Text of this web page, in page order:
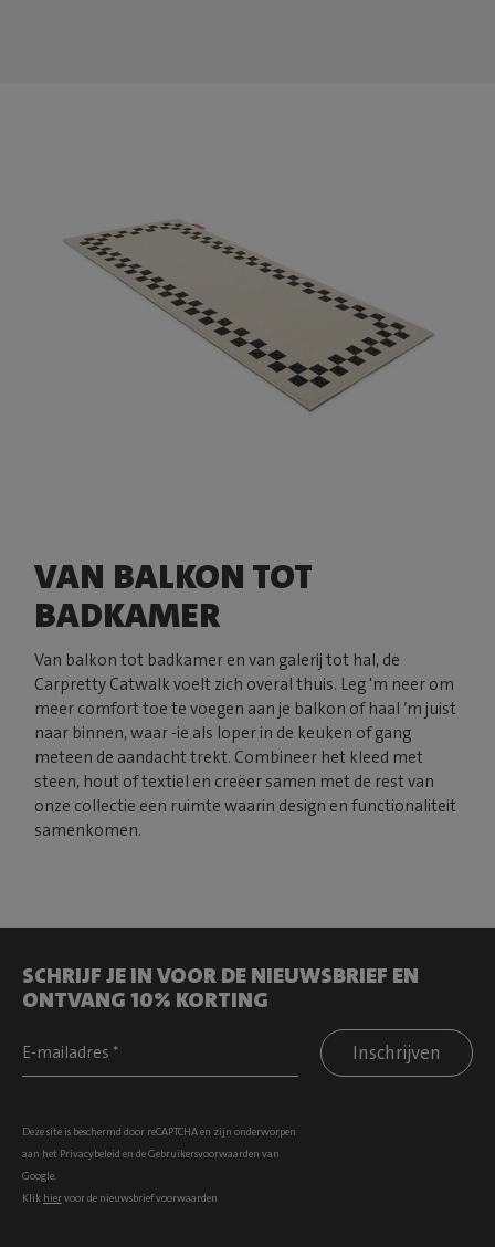
VAN BALKON TOT
BADKAMER
Van balkon tot badkamer en van galerij tot hal, de
Carpretty Catwalk voelt zich overal thuis. Leg 'm neer om
meer comfort toe te voegen aan je balkon of haal ’m juist
naar binnen, waar -ie als loper in de keuken of gang
meteen de aandacht trekt. Combineer het kleed met
steen, hout of textiel en creëer samen met de rest van
onze collectie een ruimte waarin design en functionaliteit
samenkomen.
SCHRIJF JE IN VOOR DE NIEUWSBRIEF EN
ONTVANG 10% KORTING
Inschrijven
Deze site is beschermd door reCAPTCHA en zijn onderworpen
aan het Privacybeleid en deGebruikersvoorwaarden van
Google.
Klik hiervoor de nieuwsbrief voorwaarden